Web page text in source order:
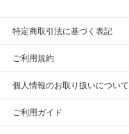
特定商取引法に基づく表記
ご利用規約
個人情報のお取り扱いについて
ご利用ガイド